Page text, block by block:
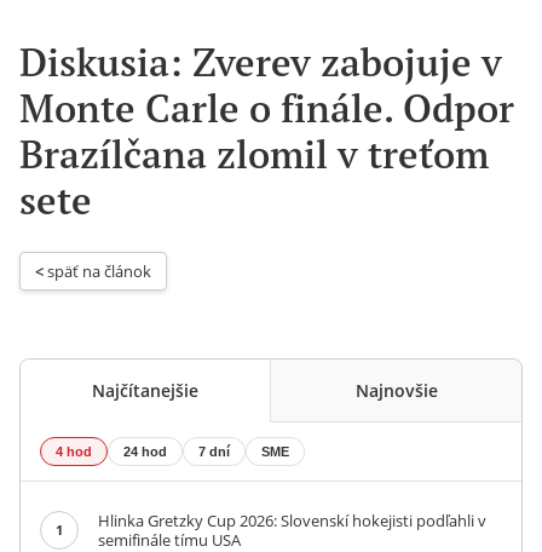
Diskusia: Zverev zabojuje v
Monte Carle o finále. Odpor
Brazílčana zlomil v treťom
sete
< späť na článok
Najčítanejšie Najnovšie
4 hod 24 hod 7 dní SME
1
Hlinka Gretzky Cup 2026: Slovenskí hokejisti podľahli v
semifinále tímu USA